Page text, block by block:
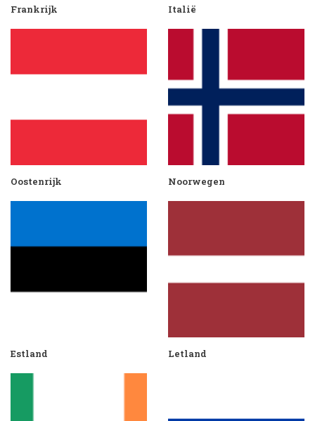
Frankrijk Italië
Oostenrijk Noorwegen
Estland Letland